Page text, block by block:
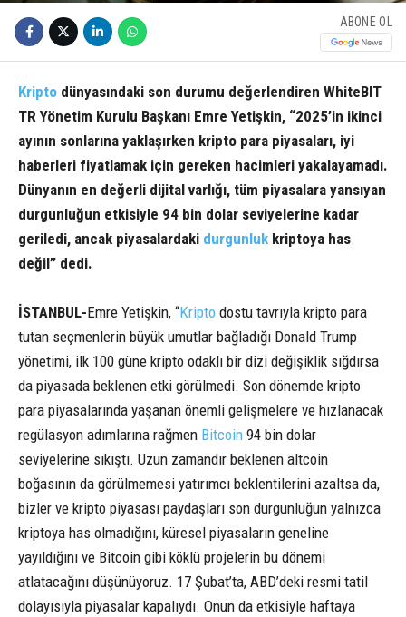
ABONE OL
Kripto dünyasındaki son durumu değerlendiren WhiteBIT
TR Yönetim Kurulu Başkanı Emre Yetişkin, “2025’in ikinci
ayının sonlarına yaklaşırken kripto para piyasaları, iyi
haberleri fiyatlamak için gereken hacimleri yakalayamadı.
Dünyanın en değerli dijital varlığı, tüm piyasalara yansıyan
durgunluğun etkisiyle 94 bin dolar seviyelerine kadar
geriledi, ancak piyasalardaki durgunluk kriptoya has
değil” dedi.
İSTANBUL-Emre Yetişkin, “Kripto dostu tavrıyla kripto para
tutan seçmenlerin büyük umutlar bağladığı Donald Trump
yönetimi, ilk 100 güne kripto odaklı bir dizi değişiklik sığdırsa
da piyasada beklenen etki görülmedi. Son dönemde kripto
para piyasalarında yaşanan önemli gelişmelere ve hızlanacak
regülasyon adımlarına rağmen Bitcoin 94 bin dolar
seviyelerine sıkıştı. Uzun zamandır beklenen altcoin
boğasının da görülmemesi yatırımcı beklentilerini azaltsa da,
bizler ve kripto piyasası paydaşları son durgunluğun yalnızca
kriptoya has olmadığını, küresel piyasaların geneline
yayıldığını ve Bitcoin gibi köklü projelerin bu dönemi
atlatacağını düşünüyoruz. 17 Şubat’ta, ABD’deki resmi tatil
dolayısıyla piyasalar kapalıydı. Onun da etkisiyle haftaya